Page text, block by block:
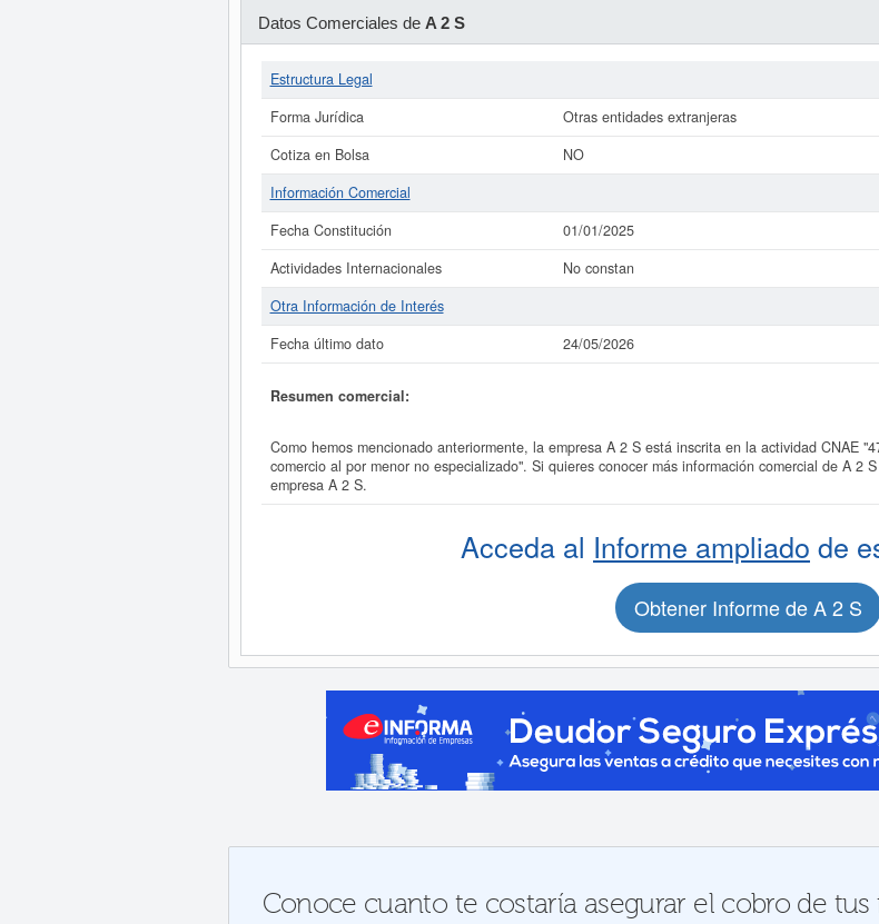
Datos Comerciales de A 2 S
Estructura Legal
Forma Jurídica
Otras entidades extranjeras
Cotiza en Bolsa
NO
Información Comercial
Fecha Constitución
01/01/2025
Actividades Internacionales
No constan
Otra Información de Interés
Fecha último dato
24/05/2026
Resumen comercial:
Como hemos mencionado anteriormente, la empresa A 2 S está inscrita en la actividad CNAE
comercio al por menor no especializado". Si quieres conocer más información comercial de A 2
empresa A 2 S.
Acceda al Informe ampliado de
Obtener Informe de A 2 S
Conoce cuanto te costaría asegurar el cobro de tus